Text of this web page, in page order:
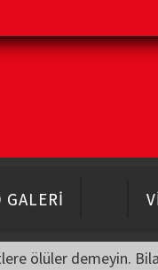
GALERİ
ölüler demeyin.